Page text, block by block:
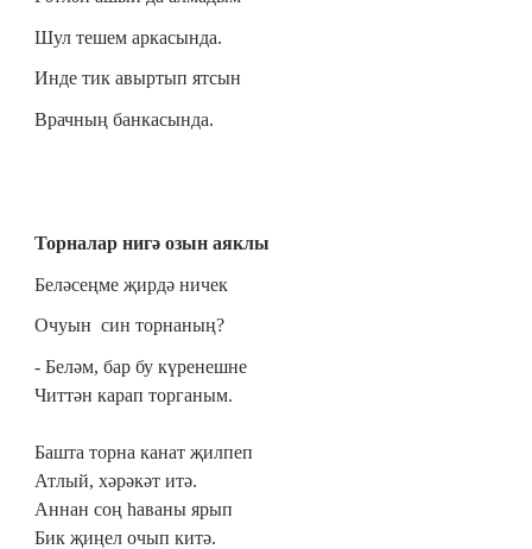
Шул тешем аркасында.
Инде тик авыртып ятсын
Врачның банкасында.
Торналар нигә озын аяклы
Беләсеңме җирдә ничек
Очуын син торнаның?
- Беләм, бар бу күренешне
Читтән карап торганым.
Башта торна канат җилпеп
Атлый, хәрәкәт итә.
Аннан соң һаваны ярып
Бик җиңел очып китә.